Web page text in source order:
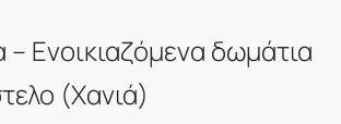
– Ενοικιαζόμενα δωμάτια
(Χανιά)